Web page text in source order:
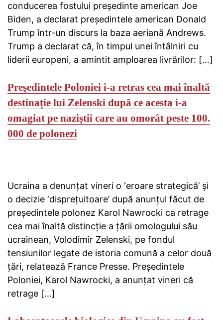
conducerea fostului președinte american Joe
Biden, a declarat președintele american Donald
Trump într-un discurs la baza aeriană Andrews.
Trump a declarat că, în timpul unei întâlniri cu
liderii europeni, a amintit amploarea livrărilor: […]
Președintele Poloniei i-a retras cea mai înaltă
destinație lui Zelenski după ce acesta i-a
omagiat pe naziștii care au omorât peste 100.
000 de polonezi
Ucraina a denunțat vineri o ‘eroare strategică’ și
o decizie ‘disprețuitoare’ după anunțul făcut de
președintele polonez Karol Nawrocki ca retrage
cea mai înaltă distincție a țării omologului său
ucrainean, Volodimir Zelenski, pe fondul
tensiunilor legate de istoria comună a celor două
țări, relatează France Presse. Președintele
Poloniei, Karol Nawrocki, a anunțat vineri că
retrage […]